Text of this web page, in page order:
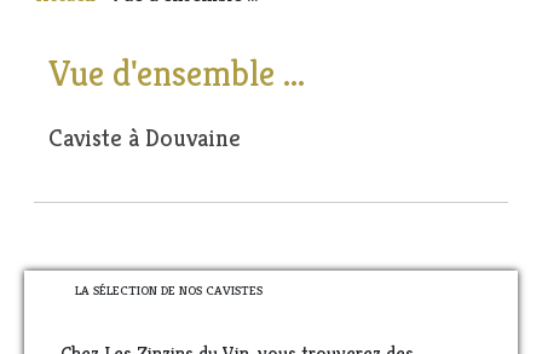
Vue d'ensemble ...
Caviste à Douvaine
LA SÉLECTION DE NOS CAVISTES